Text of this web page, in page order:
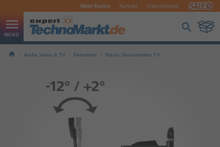
Mein Konto Kontakt Unternehmen
Audio,Video & TV Fernseher Wand- Deckenhalter TV